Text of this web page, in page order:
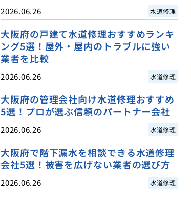
2026.06.26 水道修理
大阪府の戸建て水道修理おすすめランキ
ング5選！屋外・屋内のトラブルに強い
業者を比較
2026.06.26 水道修理
大阪府の管理会社向け水道修理おすすめ
5選！プロが選ぶ信頼のパートナー会社
2026.06.26 水道修理
大阪府で階下漏水を相談できる水道修理
会社5選！被害を広げない業者の選び方
2026.06.26 水道修理